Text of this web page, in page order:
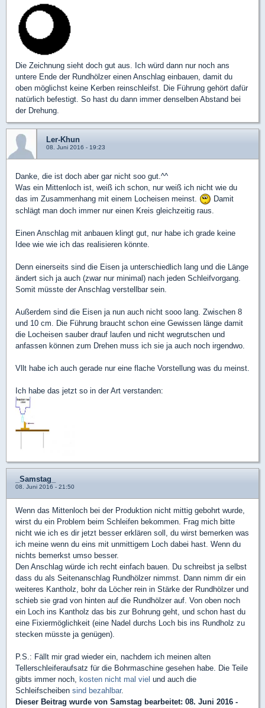
Die Zeichnung sieht doch gut aus. Ich würd dann nur noch ans
untere Ende der Rundhölzer einen Anschlag einbauen, damit du
oben möglichst keine Kerben reinschleifst. Die Führung gehört dafür
natürlich befestigt. So hast du dann immer denselben Abstand bei
der Drehung.
Ler-Khun
08. Juni 2016 - 19:23
Danke, die ist doch aber gar nicht soo gut.^^
Was ein Mittenloch ist, weiß ich schon, nur weiß ich nicht wie du
das im Zusammenhang mit einem Locheisen meinst.
Damit
schlägt man doch immer nur einen Kreis gleichzeitig raus.
Einen Anschlag mit anbauen klingt gut, nur habe ich grade keine
Idee wie wie ich das realisieren könnte.
Denn einerseits sind die Eisen ja unterschiedlich lang und die Länge
ändert sich ja auch (zwar nur minimal) nach jeden Schleifvorgang.
Somit müsste der Anschlag verstellbar sein.
Außerdem sind die Eisen ja nun auch nicht sooo lang. Zwischen 8
und 10 cm. Die Führung braucht schon eine Gewissen länge damit
die Locheisen sauber drauf laufen und nicht wegrutschen und
anfassen können zum Drehen muss ich sie ja auch noch irgendwo.
Vllt habe ich auch gerade nur eine flache Vorstellung was du meinst.
Ich habe das jetzt so in der Art verstanden:
_Samstag_
08. Juni 2016 - 21:50
Wenn das Mittenloch bei der Produktion nicht mittig gebohrt wurde,
wirst du ein Problem beim Schleifen bekommen. Frag mich bitte
nicht wie ich es dir jetzt besser erklären soll, du wirst bemerken was
ich meine wenn du eins mit unmittigem Loch dabei hast. Wenn du
nichts bemerkst umso besser.
Den Anschlag würde ich recht einfach bauen. Du schreibst ja selbst
dass du als Seitenanschlag Rundhölzer nimmst. Dann nimm dir ein
weiteres Kantholz, bohr da Löcher rein in Stärke der Rundhölzer und
schieb sie grad von hinten auf die Rundhölzer auf. Von oben noch
ein Loch ins Kantholz das bis zur Bohrung geht, und schon hast du
eine Fixiermöglichkeit (eine Nadel durchs Loch bis ins Rundholz zu
stecken müsste ja genügen).
P.S.: Fällt mir grad wieder ein, nachdem ich meinen alten
Tellerschleiferaufsatz für die Bohrmaschine gesehen habe. Die Teile
gibts immer noch, kosten nicht mal viel und auch die
Schleifscheiben sind bezahlbar.
Dieser Beitrag wurde von Samstag bearbeitet: 08. Juni 2016 -